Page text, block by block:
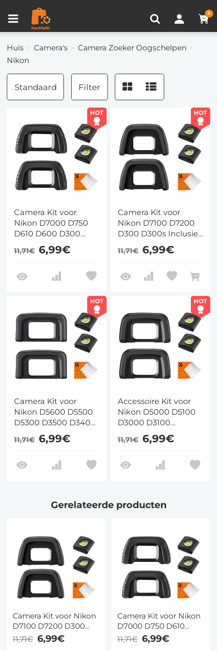
0
Huis Camera's
Camera Zoeker Oogschelpen
Nikon
Standaard Filter
HOT
Camera Kit voor
Nikon D7000 D750
D610 D600 D300
Series Inclusief
Vervangende
Zoeker Flitsschoen
11,71€ 6,99€
HOT
Camera Kit voor
Nikon D7100 D7200
D300 D300s Inclusief
Vervangende
Oogschelp voor DK-
Cover en
11,71€ 6,99€
HOT
Camera Kit voor
Nikon D5600 D5500
D5300 D3500 D3400
Series Inclusief
Vervangende
25 Zoeker Flitsschoen
11,71€ 6,99€
HOT
Accessoire Kit voor
Nikon D5000 D5100
D3000 D3100
Inclusief
Vervangende
24 Zoeker Flitsschoen
11,71€ 6,99€
Gerelateerde producten
Camera Kit voor Nikon
D7100 D7200 D300
D300s Inclusief
11,71€ 6,99€
Camera Kit voor Nikon
D7000 D750 D610
D600 D300 Series
11,71€ 6,99€